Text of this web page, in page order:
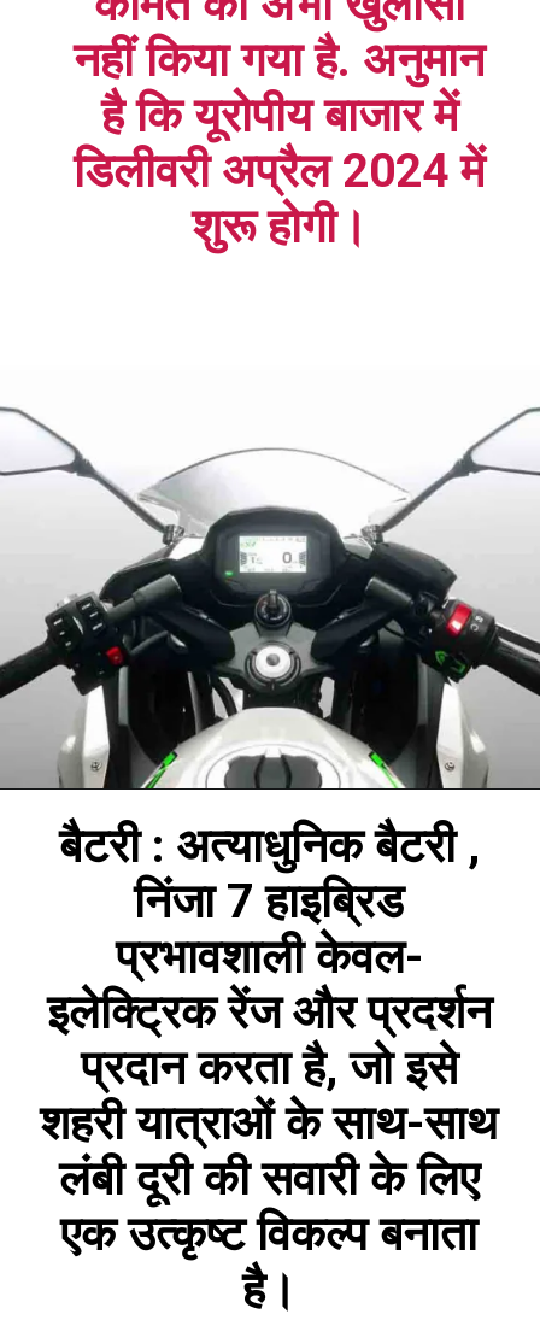
नहीं किया गया है. अनुमान
है कि यूरोपीय बाजार में
डिलीवरी अप्रैल 2024 में
शुरू होगी।
बैटरी : अत्याधुनिक बैटरी ,
निंजा 7 हाइब्रिड
प्रभावशाली केवल-
इलेक्ट्रिक रेंज और प्रदर्शन
प्रदान करता है, जो इसे
शहरी यात्राओं के साथ-साथ
लंबी दूरी की सवारी के लिए
एक उत्कृष्ट विकल्प बनाता
है।